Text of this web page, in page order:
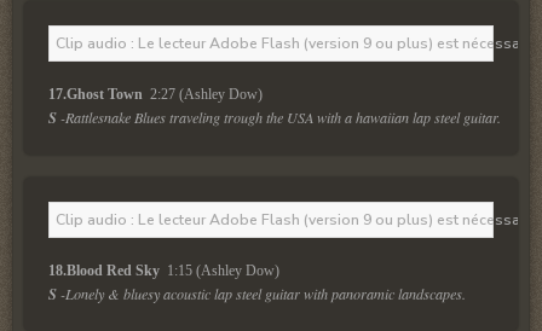
Clip audio : Le lecteur Adobe Flash (version 9 ou plus) est
17.Ghost Town 2:27 (Ashley Dow)
S -Rattlesnake Blues traveling trough the USA with a hawaiian lap steel guitar.
Clip audio : Le lecteur Adobe Flash (version 9 ou plus) est
18.Blood Red Sky 1:15 (Ashley Dow)
S -Lonely & bluesy acoustic lap steel guitar with panoramic landscapes.